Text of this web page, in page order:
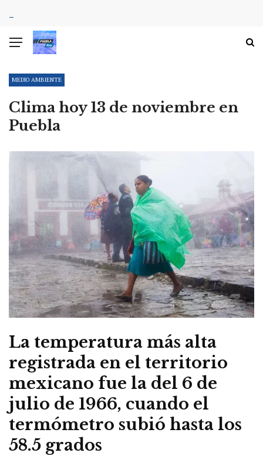
MEDIO AMBIENTE
Clima hoy 13 de noviembre en
Puebla
La temperatura más alta
registrada en el territorio
mexicano fue la del 6 de
julio de 1966, cuando el
termómetro subió hasta los
58.5 grados